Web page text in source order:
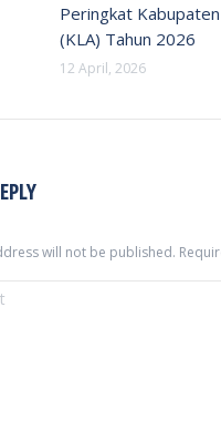
Peringkat
(KLA) Tahun 2026
12 April, 2026
will not be published.